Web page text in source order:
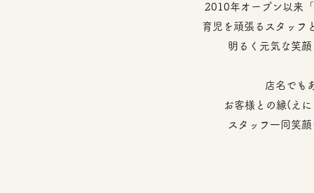
2010年オープン以来
育児を頑張るスタッフ
明るく元気な笑
店名でも
お客様との縁(え
スタッフ一同笑